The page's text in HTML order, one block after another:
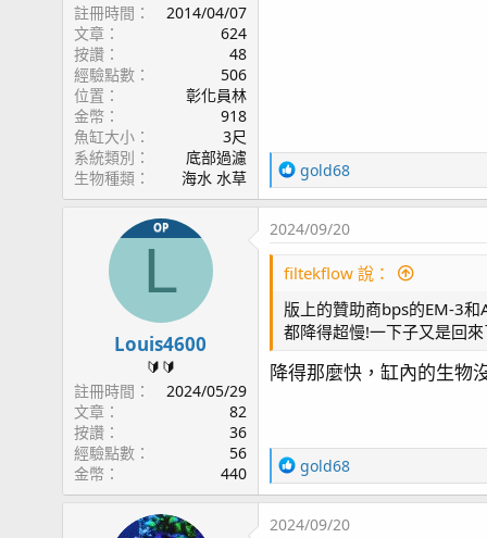
註冊時間
2014/04/07
文章
624
按讚
48
經驗點數
506
位置
彰化員林
金幣
918
魚缸大小
3尺
系統類別
底部過濾
生物種類
海水 水草
R
e
a
c
i
n
s
gold68
OP
L
Louis4600
🔰🔰
註冊時間
2024/05/29
文章
82
按讚
36
經驗點數
56
金幣
440
2024/09/20
filtekflow 說：
版上的贊助商bps的EM-3
都降得超慢!一下子又是回
降得那麼快，缸內的生物
R
e
a
c
gold68
2024/09/20